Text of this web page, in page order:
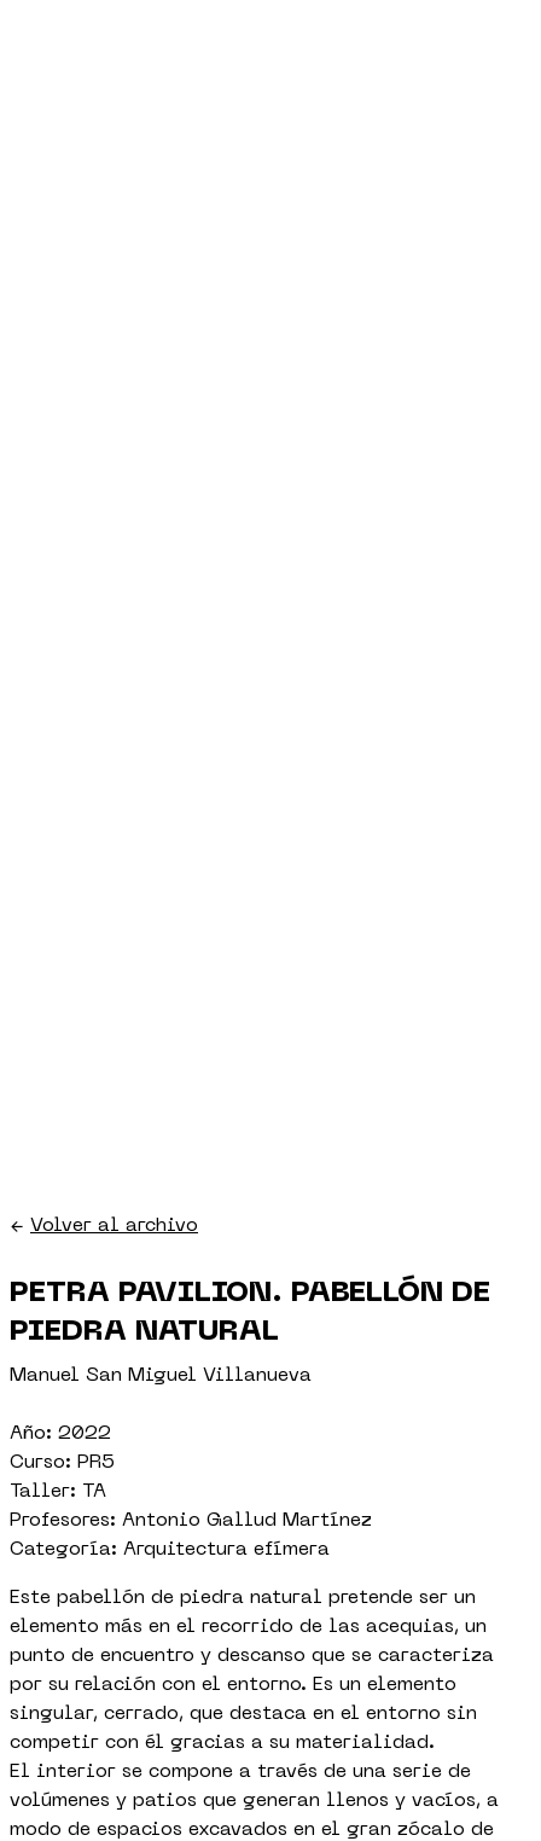
← Volver al archivo
PETRA PAVILION. PABELLÓN DE
PIEDRA NATURAL
Manuel San Miguel Villanueva
Año: 2022
Curso: PR5
Taller: TA
Profesores: Antonio Gallud Martínez
Categoría: Arquitectura efímera
Este pabellón de piedra natural pretende ser un
elemento más en el recorrido de las acequias, un
punto de encuentro y descanso que se caracteriza
por su relación con el entorno. Es un elemento
singular, cerrado, que destaca en el entorno sin
competir con él gracias a su materialidad.
El interior se compone a través de una serie de
volúmenes y patios que generan llenos y vacíos, a
modo de espacios excavados en el gran zócalo de